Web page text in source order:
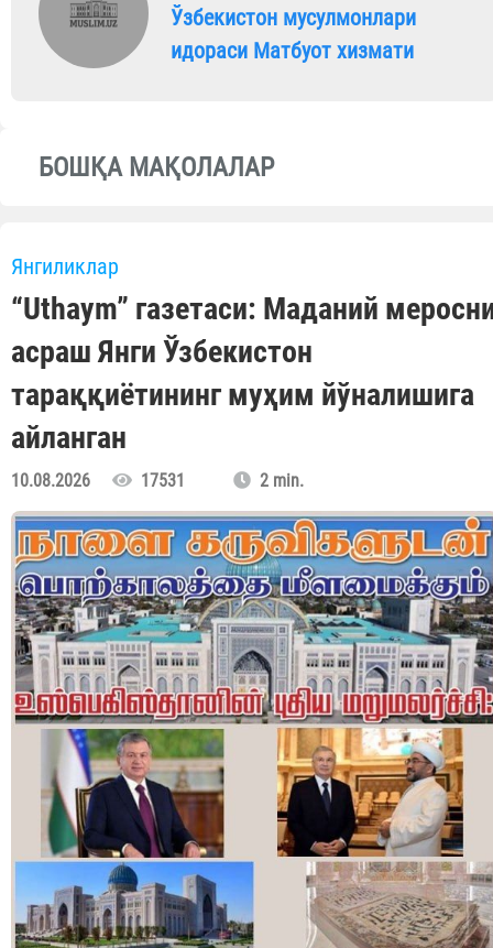
Ўзбекистон мусулмонлари
идораси Матбуот хизмати
БОШҚА МАҚОЛАЛАР
Янгиликлар
“Uthaym” газетаси: Маданий
асраш Янги Ўзбекистон
тараққиётининг муҳим йўналишига
айланган
10.08.2026 17531 2 min.